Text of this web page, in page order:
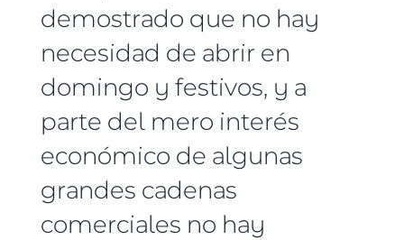
demostrado que no hay
necesidad de abrir en
domingo y festivos, y a
parte del mero interés
económico de algunas
grandes cadenas
comerciales no hay